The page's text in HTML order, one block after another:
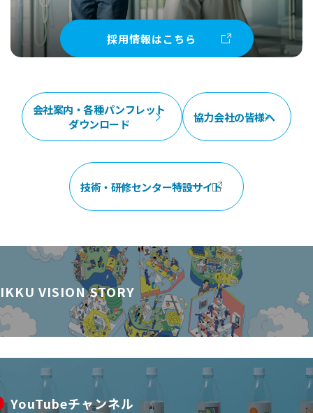
採用情報はこちら
会社案内・各種パンフレット
ダウンロード
協力会社の皆様へ
技術・研修センター特設サイト
VISION STORY
YouTubeチャンネル